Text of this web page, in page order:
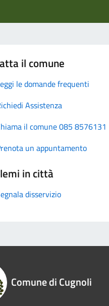
il comune
le domande frequenti
Assistenza
il comune 085 8576131
un appuntamento
in città
disservizio
Comune di Cugnoli